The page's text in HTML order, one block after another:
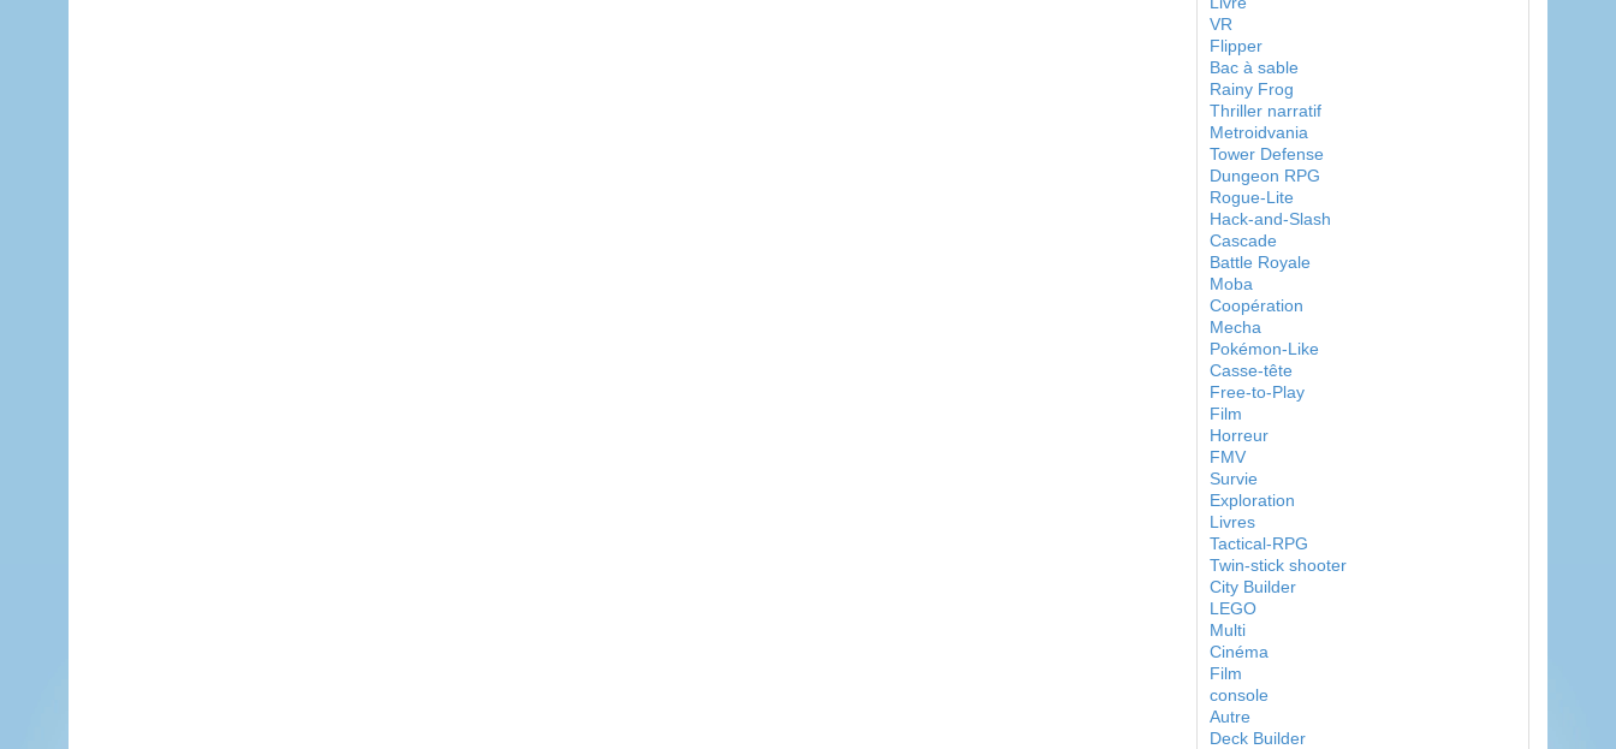
VR
Flipper
Bac à sable
Rainy Frog
Thriller narratif
Metroidvania
Tower Defense
Dungeon RPG
Rogue-Lite
Hack-and-Slash
Cascade
Battle Royale
Moba
Coopération
Mecha
Pokémon-Like
Casse-tête
Free-to-Play
Film
Horreur
FMV
Survie
Exploration
Livres
Tactical-RPG
Twin-stick shooter
City Builder
LEGO
Multi
Cinéma
Film
console
Autre
Deck Builder